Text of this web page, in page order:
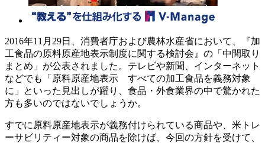
2016年11月29日、消費者庁および農林水産省において、『加
工食品の原料原産地表示制度に関する検討会』の「中間取り
まとめ」が公表されました。テレビや新聞、インターネット
などでも「原料原産地表示 すべての加工食品を義務対象
に」といった見出しが躍り、食品・外食業界の中で驚かれた
方も多いのではないでしょうか。
すでに原料原産地表示が義務付けられている商品や、米トレ
ーサビリティー対象の商品を除けば、今回の方針を受けて、